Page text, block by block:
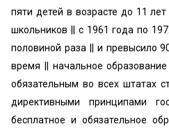
пяти детей в возрасте до 11
школьников || с 1961 года по
половиной раза || и превысило
время || начальное
обязательным во всех штатах
директивными принципами
бесплатное и обязательное